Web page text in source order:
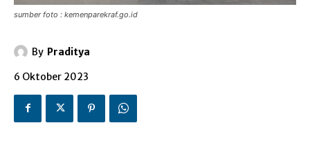
sumber foto : kemenparekraf.go.id
By Praditya
6 Oktober 2023